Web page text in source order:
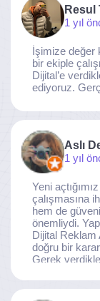
Resul
1 yıl
İşimize değer
bir ekiple
Dijital’e
ediyoruz.
Aslı
1 yıl
Yeni
çalışmasına
hem de
önemliydi.
Dijital Reklam
doğru bir
Gerek
noktaya